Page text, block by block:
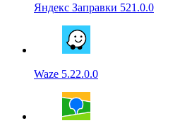
Яндекс Заправки 521.0.0
Waze 5.22.0.0